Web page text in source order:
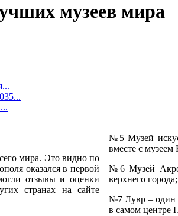
музеев мира
мира. Это видно по
оказался в первой
отзывы и оценки
странах на сайте
№5 Музей
вместе с
№6 Музей
верхнего города;
№7 Лувр – один
в самом центре